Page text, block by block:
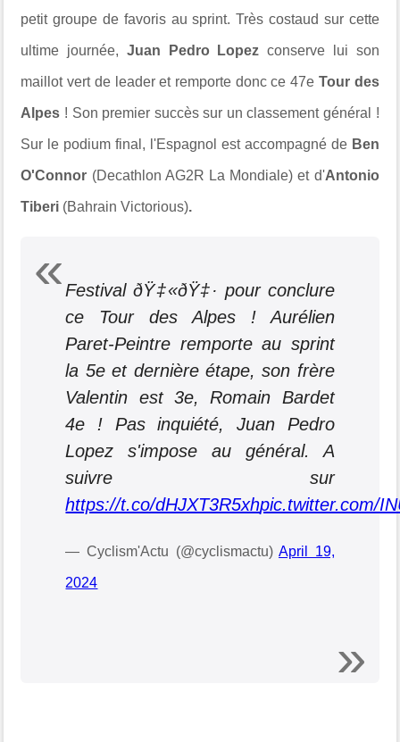
petit groupe de favoris au sprint. Très costaud sur cette
ultime journée, Juan Pedro Lopez conserve lui son
maillot vert de leader et remporte donc ce 47e Tour des
Alpes ! Son premier succès sur un classement général !
Sur le podium final, l'Espagnol est accompagné de Ben
O'Connor (Decathlon AG2R La Mondiale) et d'Antonio
Tiberi (Bahrain Victorious).
Festival ðŸ‡«ðŸ‡· pour conclure
ce Tour des Alpes ! Aurélien
Paret-Peintre remporte au sprint
la 5e et dernière étape, son frère
Valentin est 3e, Romain Bardet
4e ! Pas inquiété, Juan Pedro
Lopez s'impose au général. A
suivre sur
https://t.co/dHJXT3R5xhpic.twitter.com/
— Cyclism'Actu (@cyclismactu)April 19,
2024